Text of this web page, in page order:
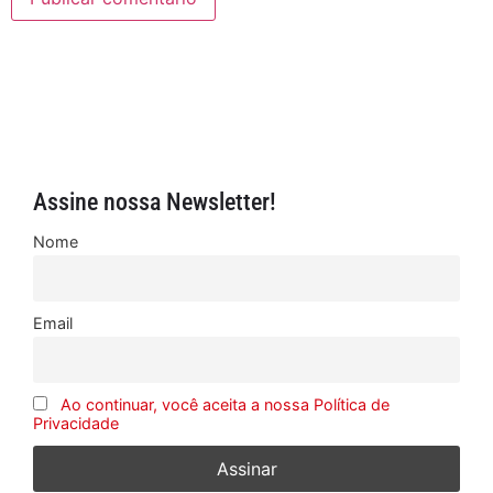
Assine nossa Newsletter!
Nome
Email
Ao continuar, você aceita a nossa Política de
Privacidade